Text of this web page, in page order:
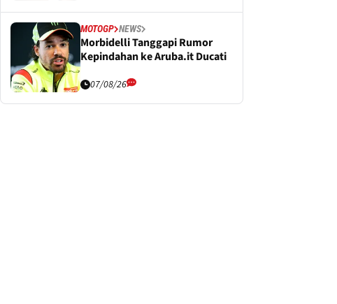
MOTOGP NEWS
Morbidelli Tanggapi Rumor
Kepindahan ke Aruba.it Ducati
07/08/26